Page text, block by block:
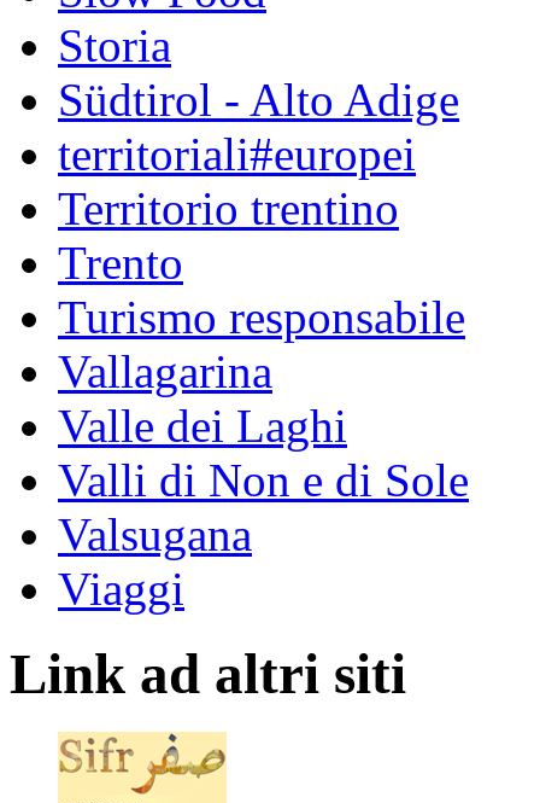
Storia
Südtirol - Alto Adige
territoriali#europei
Territorio trentino
Trento
Turismo responsabile
Vallagarina
Valle dei Laghi
Valli di Non e di Sole
Valsugana
Viaggi
Link ad altri siti